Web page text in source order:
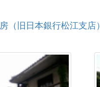
（旧日本銀行松江支店